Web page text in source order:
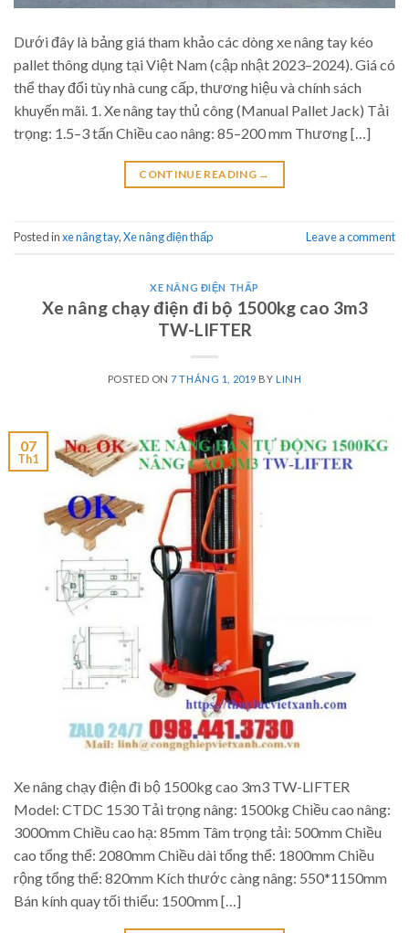
Dưới đây là bảng giá tham khảo các dòng xe nâng tay kéo
pallet thông dụng tại Việt Nam (cập nhật 2023–2024). Giá có
thể thay đổi tùy nhà cung cấp, thương hiệu và chính sách
khuyến mãi. 1. Xe nâng tay thủ công (Manual Pallet Jack) Tải
trọng: 1.5–3 tấn Chiều cao nâng: 85–200 mm Thương […]
CONTINUE READING →
Posted inxe nâng tay,Xe nâng điện thấp Leave a comment
XE NÂNG ĐIỆN THẤP
Xe nâng chạy điện đi bộ 1500kg cao 3m3
TW-LIFTER
POSTED ON7 THÁNG 1, 2019 BY LINH
07
Th1
Xe nâng chạy điện đi bộ 1500kg cao 3m3 TW-LIFTER
Model: CTDC 1530 Tải trọng nâng: 1500kg Chiều cao nâng:
3000mm Chiều cao hạ: 85mm Tâm trọng tải: 500mm Chiều
cao tổng thể: 2080mm Chiều dài tổng thể: 1800mm Chiều
rộng tổng thể: 820mm Kích thước càng nâng: 550*1150mm
Bán kính quay tối thiểu: 1500mm […]